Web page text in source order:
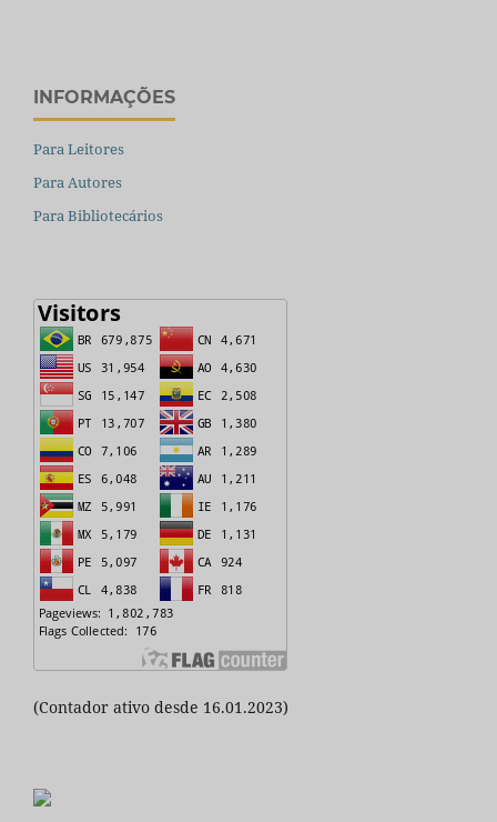
INFORMAÇÕES
Para Leitores
Para Autores
Para Bibliotecários
(Contador ativo desde 16.01.2023)